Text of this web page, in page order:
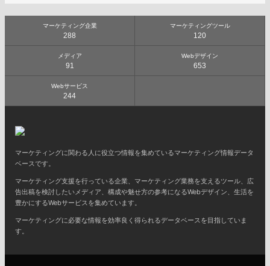
マーケティング企業
288
マーケティングツール
120
メディア
91
Webデザイン
653
Webサービス
244
マーケティングに関わる人に役立つ情報を集めているマーケティング情報データ
ベースです。
マーケティング支援を行っている企業、マーケティング業務を支えるツール、広
告出稿を検討したいメディア、構成や魅せ方の参考になるWebデザイン、生活を
豊かにするWebサービスを集めています。
マーケティングに必要な情報を効率良く得られるデータベースを目指していま
す。